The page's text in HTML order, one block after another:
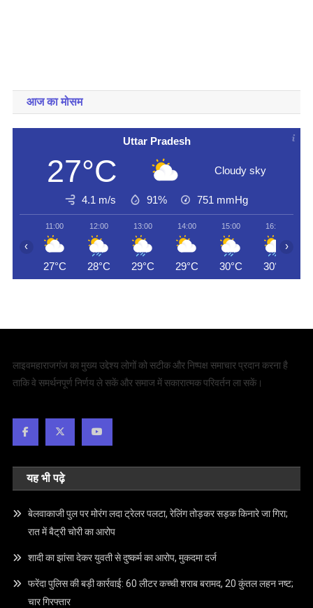
आज का मोसम
Uttar Pradesh
27°C Cloudy sky
4.1 m/s 91% 751 mmHg
11:00
27°C
12:00
28°C
13:00
29°C
14:00
29°C
15:00
30°C
16:00
30°C
‹ ›
लाइवमहाराजगंज का मुख्य उद्देश्य लोगों को सटीक और निष्पक्ष समाचार प्रदान करना है
ताकि वे समर्थनपूर्ण निर्णय ले सकें और समाज में सकारात्मक परिवर्तन ला सकें।
यह भी पढ़े
बेलवाकाजी पुल पर मोरंग लदा ट्रेलर पलटा, रेलिंग तोड़कर सड़क किनारे जा गिरा;
रात में बैट्री चोरी का आरोप
शादी का झांसा देकर युवती से दुष्कर्म का आरोप, मुकदमा दर्ज
फरेंदा पुलिस की बड़ी कार्रवाई: 60 लीटर कच्ची शराब बरामद, 20 कुंतल लहन नष्ट;
चार गिरफ्तार